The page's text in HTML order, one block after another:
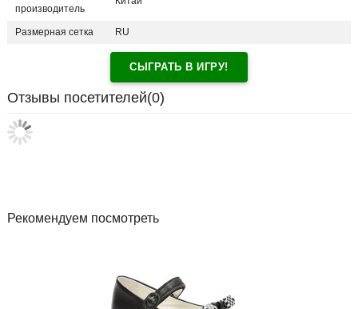
производитель
Размерная сетка RU
СЫГРАТЬ В ИГРУ!
Отзывы посетителей(0)
Рекомендуем посмотреть